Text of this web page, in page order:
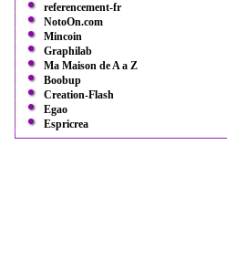
referencement-fr
NotoOn.com
Mincoin
Graphilab
Ma Maison de A a Z
Boobup
Creation-Flash
Egao
Espricrea